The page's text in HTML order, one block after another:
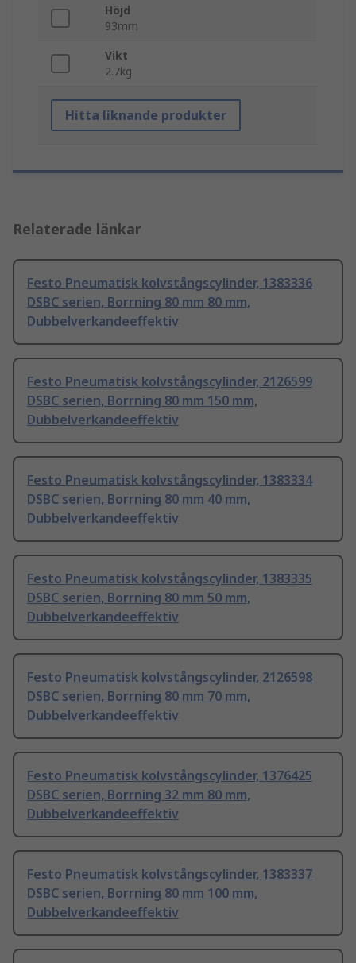
Höjd
93mm
Vikt
2.7kg
Hitta liknande produkter
Relaterade länkar
Festo Pneumatisk kolvstångscylinder, 1383336
DSBC serien, Borrning 80 mm 80 mm,
Dubbelverkandeeffektiv
Festo Pneumatisk kolvstångscylinder, 2126599
DSBC serien, Borrning 80 mm 150 mm,
Dubbelverkandeeffektiv
Festo Pneumatisk kolvstångscylinder, 1383334
DSBC serien, Borrning 80 mm 40 mm,
Dubbelverkandeeffektiv
Festo Pneumatisk kolvstångscylinder, 1383335
DSBC serien, Borrning 80 mm 50 mm,
Dubbelverkandeeffektiv
Festo Pneumatisk kolvstångscylinder, 2126598
DSBC serien, Borrning 80 mm 70 mm,
Dubbelverkandeeffektiv
Festo Pneumatisk kolvstångscylinder, 1376425
DSBC serien, Borrning 32 mm 80 mm,
Dubbelverkandeeffektiv
Festo Pneumatisk kolvstångscylinder, 1383337
DSBC serien, Borrning 80 mm 100 mm,
Dubbelverkandeeffektiv